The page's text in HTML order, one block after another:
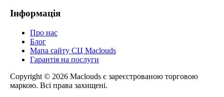
Інформація
Про нас
Блог
Мапа сайту СЦ Maclouds
Гарантія на послуги
Copyright © 2026 Maclouds є зареєстрованою торговою
маркою. Всі права захищені.